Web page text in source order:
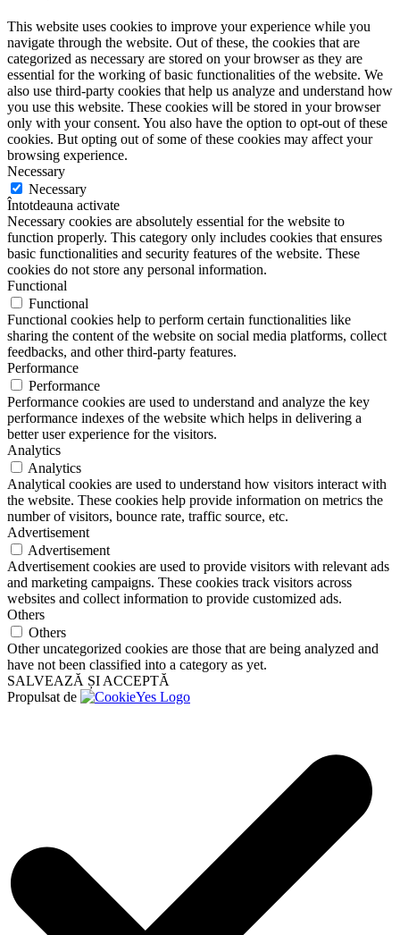
This website uses cookies to improve your experience while you
navigate through the website. Out of these, the cookies that are
categorized as necessary are stored on your browser as they are
essential for the working of basic functionalities of the website. We
also use third-party cookies that help us analyze and understand how
you use this website. These cookies will be stored in your browser
only with your consent. You also have the option to opt-out of these
cookies. But opting out of some of these cookies may affect your
browsing experience.
Necessary
Necessary
Întotdeauna activate
Necessary cookies are absolutely essential for the website to
function properly. This category only includes cookies that ensures
basic functionalities and security features of the website. These
cookies do not store any personal information.
Functional
Functional
Functional cookies help to perform certain functionalities like
sharing the content of the website on social media platforms, collect
feedbacks, and other third-party features.
Performance
Performance
Performance cookies are used to understand and analyze the key
performance indexes of the website which helps in delivering a
better user experience for the visitors.
Analytics
Analytics
Analytical cookies are used to understand how visitors interact with
the website. These cookies help provide information on metrics the
number of visitors, bounce rate, traffic source, etc.
Advertisement
Advertisement
Advertisement cookies are used to provide visitors with relevant ads
and marketing campaigns. These cookies track visitors across
websites and collect information to provide customized ads.
Others
Others
Other uncategorized cookies are those that are being analyzed and
have not been classified into a category as yet.
SALVEAZĂ ȘI ACCEPTĂ
Propulsat de